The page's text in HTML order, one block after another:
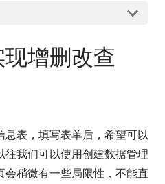
增删改查
表，填写表单后，希望可以
我们可以使用创建数据管理
稍微有一些局限性，不能直